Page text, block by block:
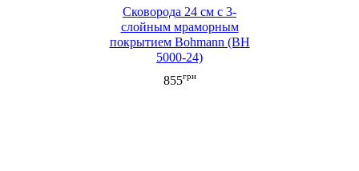
Сковорода 24 см с 3-
слойным мраморным
покрытием Bohmann (BH
5000-24)
855грн